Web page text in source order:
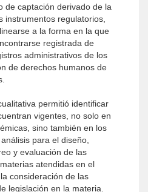
de captación derivado de la
instrumentos regulatorios,
a la forma en la que
registrada de
administrativos de los
de derechos humanos de
permitió identificar
vigentes, no solo en
sino también en los
para el diseño,
y evaluación de las
atendidas en el
consideración de las
legislación en la materia.